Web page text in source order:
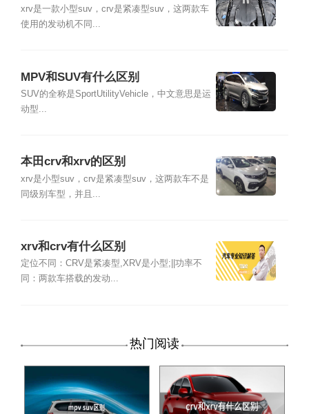
xrv是一款小型suv，crv是紧凑型suv，这两款车
使用的发动机不同...
MPV和SUV有什么区别
SUV的全称是SportUtilityVehicle，中文意思是运
动型...
本田crv和xrv的区别
xrv是小型suv，crv是紧凑型suv，这两款车不是
同级别车型，并且...
xrv和crv有什么区别
定位不同：CRV是紧凑型,XRV是小型;||功率不
同：两款车搭载的发动...
热门阅读